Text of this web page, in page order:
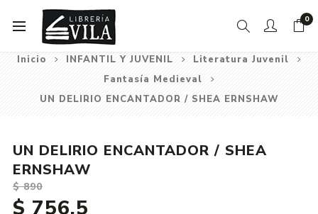
0
Inicio INFANTIL Y JUVENIL
Literatura Juvenil
Fantasía Medieval
UN DELIRIO ENCANTADOR / SHEA ERNSHAW
UN DELIRIO ENCANTADOR / SHEA
ERNSHAW
$ 890
$ 756,5